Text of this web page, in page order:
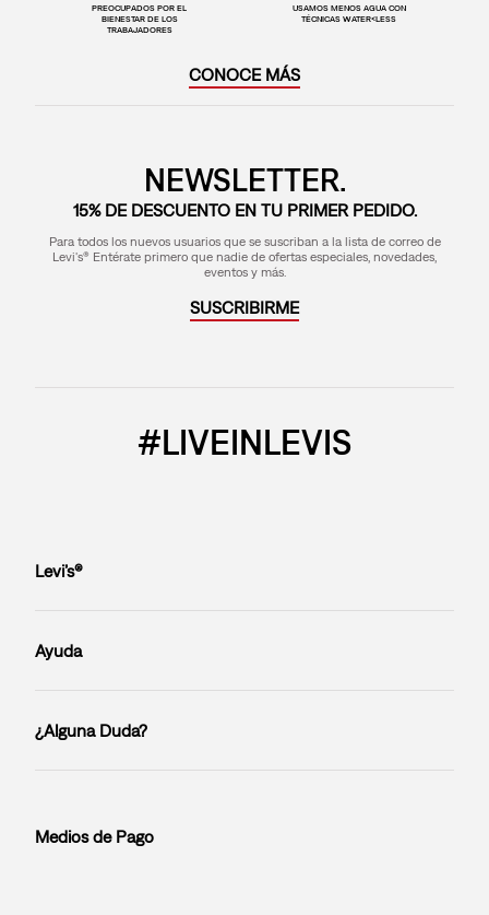
PREOCUPADOS POR EL
BIENESTAR DE LOS
TRABAJADORES
USAMOS MENOS AGUA CON
TÉCNICAS WATER<LESS
CONOCE MÁS
NEWSLETTER.
15% DE DESCUENTO EN TU PRIMER PEDIDO.
Para todos los nuevos usuarios que se suscriban a la lista de correo de
Levi's® Entérate primero que nadie de ofertas especiales, novedades,
eventos y más.
SUSCRIBIRME
#LIVEINLEVIS
Levi’s®
Ayuda
¿Alguna Duda?
Medios de Pago